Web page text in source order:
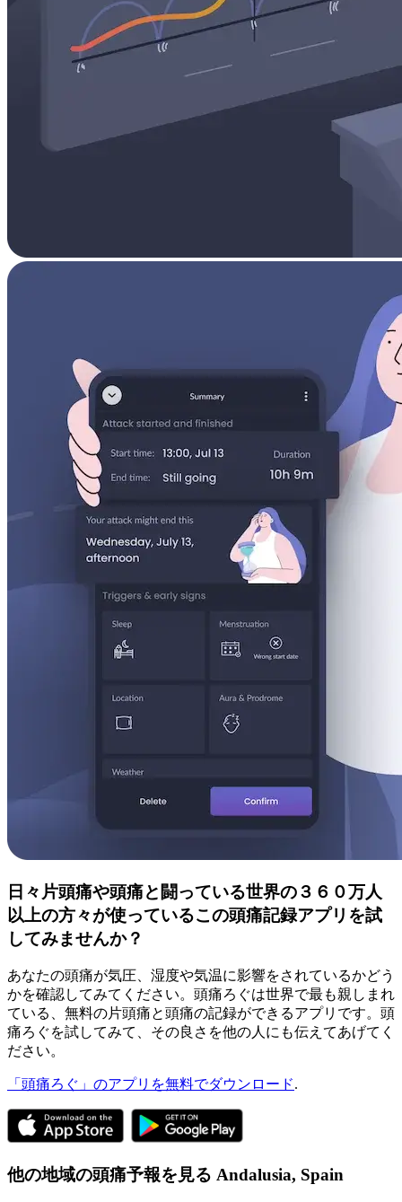
日々片頭痛や頭痛と闘っている世界の３６０万人
以上の方々が使っているこの頭痛記録アプリを試
してみませんか？
あなたの頭痛が気圧、湿度や気温に影響をされているかどう
かを確認してみてください。頭痛ろぐは世界で最も親しまれ
ている、無料の片頭痛と頭痛の記録ができるアプリです。頭
痛ろぐを試してみて、その良さを他の人にも伝えてあげてく
ださい。
「頭痛ろぐ」のアプリを無料でダウンロード.
他の地域の頭痛予報を見る Andalusia, Spain